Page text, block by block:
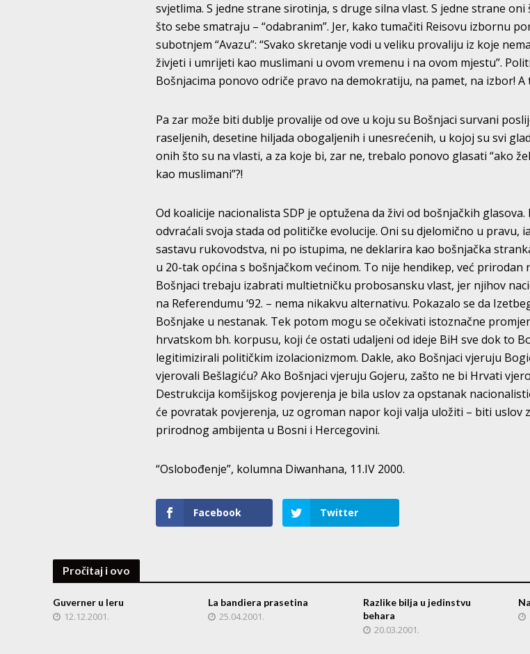
svjetlima. S jedne strane sirotinja, s druge silna vlast. S jedne strane
što sebe smatraju – “odabranim”. Jer, kako tumačiti Reisovu izbornu
subotnjem “Avazu”: “Svako skretanje vodi u veliku provaliju iz koje
živjeti i umrijeti kao muslimani u ovom vremenu i na ovom mjestu”.
Bošnjacima ponovo odriče pravo na demokratiju, na pamet, na izbor!
Pa zar može biti dublje provalije od ove u koju su Bošnjaci survani
raseljenih, desetine hiljada obogaljenih i unesrećenih, u kojoj su svi
onih što su na vlasti, a za koje bi, zar ne, trebalo ponovo glasati “ako
kao muslimani”?!
Od koalicije nacionalista SDP je optužena da živi od bošnjačkih glasova.
odvraćali svoja stada od političke evolucije. Oni su djelomično u pravu,
sastavu rukovodstva, ni po istupima, ne deklarira kao bošnjačka
u 20-tak općina s bošnjačkom većinom. To nije hendikep, već prirodan
Bošnjaci trebaju izabrati multietničku probosansku vlast, jer njihov
na Referendumu ‘92. – nema nikakvu alternativu. Pokazalo se da
Bošnjake u nestanak. Tek potom mogu se očekivati istoznačne
hrvatskom bh. korpusu, koji će ostati udaljeni od ideje BiH sve dok to
legitimizirali političkim izolacionizmom. Dakle, ako Bošnjaci vjeruju
vjerovali Bešlagiću? Ako Bošnjaci vjeruju Gojeru, zašto ne bi Hrvati
Destrukcija komšijskog povjerenja je bila uslov za opstanak
će povratak povjerenja, uz ogroman napor koji valja uložiti – biti uslov
prirodnog ambijenta u Bosni i Hercegovini.
“Oslobođenje”, kolumna Diwanhana, 11.IV 2000.
Facebook Twitter
Pročitaj i ovo
Guverner u leru
12.12.2001.
La bandiera prasetina
25.04.2001.
Razlike bilja u jedinstvu
behara
20.03.2001.